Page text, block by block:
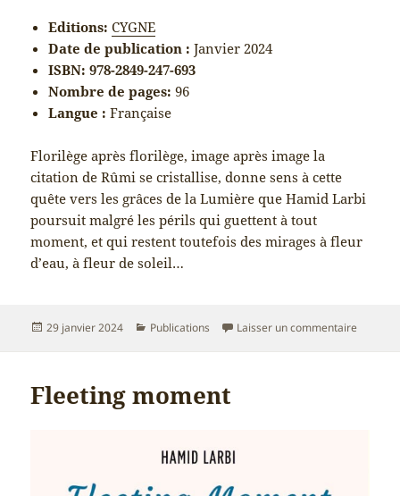
Editions:CYGNE
Date de publication :Janvier 2024
ISBN: 978-2849-247-693
Nombre de pages:96
Langue : Française
Florilège après florilège, image après image la
citation de Rûmi se cristallise, donne sens à cette
quête vers les grâces de la Lumière que Hamid Larbi
poursuit malgré les périls qui guettent à tout
moment, et qui restent toutefois des mirages à fleur
d’eau, à fleur de soleil…
Publié
29 janvier 2024 Catégories
Publications Laisser un commentairesur Les
Fleeting moment